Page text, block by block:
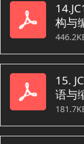
构与
15.
语与